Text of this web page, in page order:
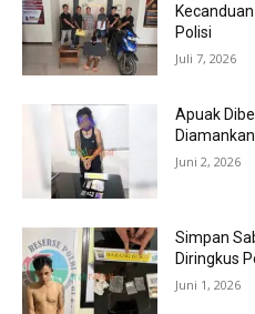
Polisi
Juli 7, 2026
Apuak
Diamankan
Juni 2, 2026
Simpan
Diringkus
Juni 1, 2026